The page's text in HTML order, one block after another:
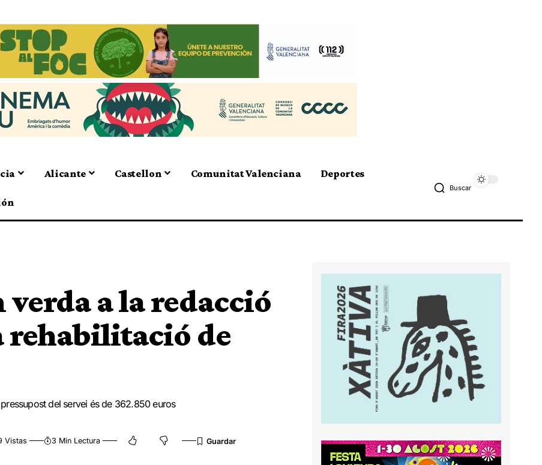
Alicante Castellon Comunitat Valenciana Deportes
Buscar
a la redacció
rehabilitació de
del servei és de 362.850 euros
Vistas 3 Min Lectura